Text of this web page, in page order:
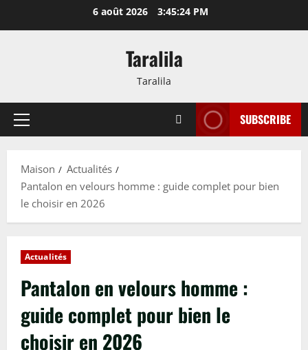
au
6 août 2026 3:45:25 PM
Taralila
Taralila
Menu
SUBSCRIBE
Maison
Actualités
Pantalon en velours homme : guide complet pour bien
le choisir en 2026
Actualités
Pantalon en velours homme :
guide complet pour bien le
choisir en 2026